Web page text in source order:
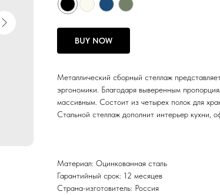
BUY NOW
Металлический сборный стеллаж
эргономики. Благодаря выверенным
массивным. Состоит из четырех полок для
Стальной стеллаж дополнит интерьер кухни,
Материал: Оцинкованная сталь
Гарантийный срок: 12 месяцев
Страна-изготовитель: Россия